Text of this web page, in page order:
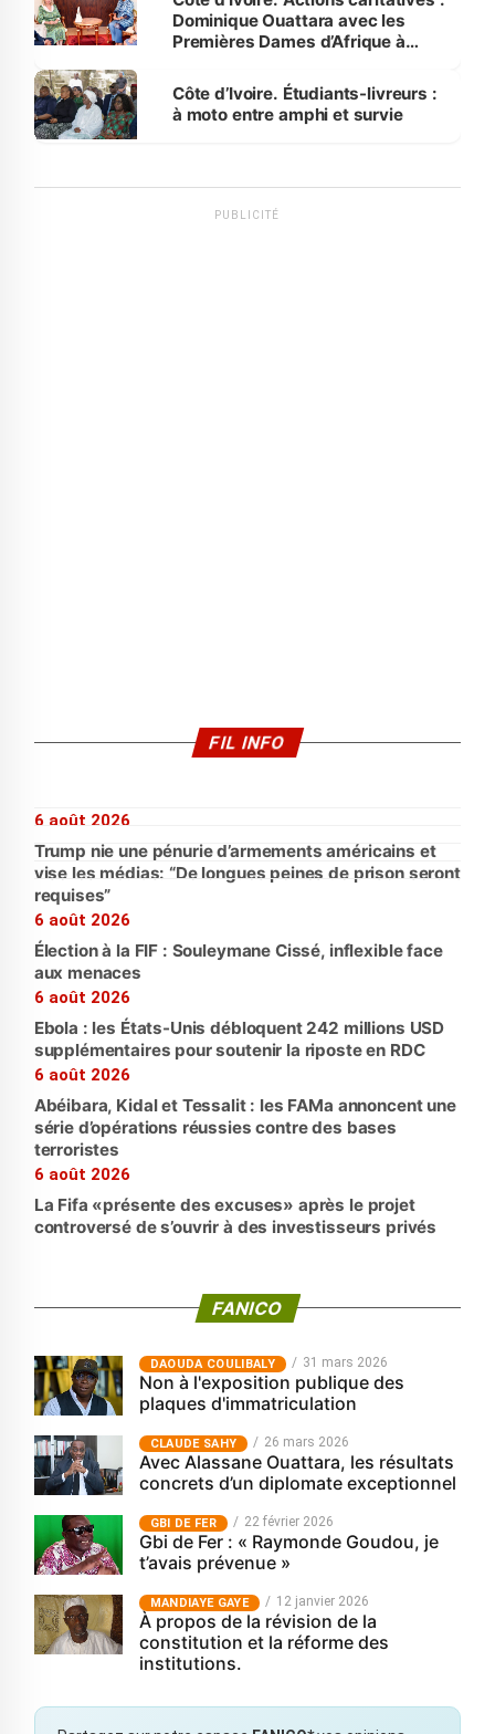
Dominique Ouattara avec les
Premières Dames d’Afrique à
Côte d’Ivoire. Étudiants-livreurs :
à moto entre amphi et survie
PUBLICITÉ
FIL INFO
6 août 2026
Trump nie une pénurie d’armements américains et
vise les médias: “De longues peines de prison seront
requises”
6 août 2026
Élection à la FIF : Souleymane Cissé, inflexible face
aux menaces
6 août 2026
Ebola : les États-Unis débloquent 242 millions USD
supplémentaires pour soutenir la riposte en RDC
6 août 2026
Abéibara, Kidal et Tessalit : les FAMa annoncent une
série d’opérations réussies contre des bases
terroristes
6 août 2026
La Fifa «présente des excuses» après le projet
controversé de s’ouvrir à des investisseurs privés
FANICO
‎DAOUDA COULIBALY 31 mars 2026
Non à l'exposition publique des
plaques d'immatriculation
CLAUDE SAHY 26 mars 2026
Avec Alassane Ouattara, les résultats
concrets d’un diplomate exceptionnel
GBI DE FER 22 février 2026
Gbi de Fer : « Raymonde Goudou, je
t’avais prévenue »
MANDIAYE GAYE 12 janvier 2026
À propos de la révision de la
constitution et la réforme des
institutions.